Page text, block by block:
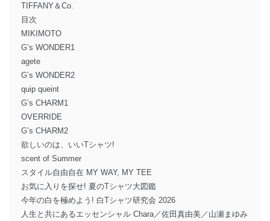
TIFFANY＆Co.
目次
MIKIMOTO
G’s WONDER1
agete
G’s WONDER2
quip queint
G’s CHARM1
OVERRIDE
G’s CHARM2
欲しいのは、いいTシャツ!
scent of Summer
スタイル自由自在 MY WAY, MY TEE
お気に入りを探せ! 夏のTシャツ大図鑑
今年の白を極めよう! 白Tシャツ研究会 2026
人生と共にあるエッセンシャル Chara／佐田真由美／山瀬まゆみ